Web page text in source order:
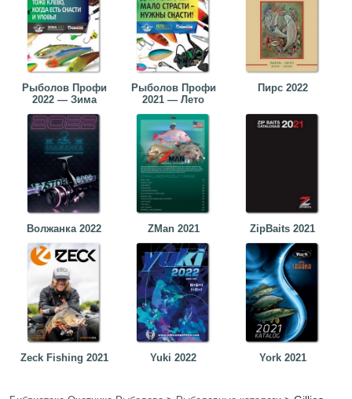
Рыболов Профи
2022 — Зима
Рыболов Профи
2021 — Лето
Пирс 2022
Волжанка 2022 ZMan 2021 ZipBaits 2021
Zeck Fishing 2021 Yuki 2022 York 2021